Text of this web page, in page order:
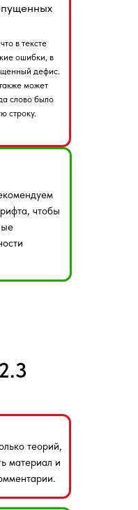
в тексте
ошибки, в
дефис.
может
слово было
строку.
чтобы
теорий,
материал и